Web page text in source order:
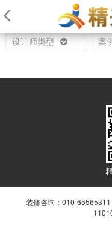
当前位置： 首页 设计师
设计师类型 案
装修咨询：010-65565311